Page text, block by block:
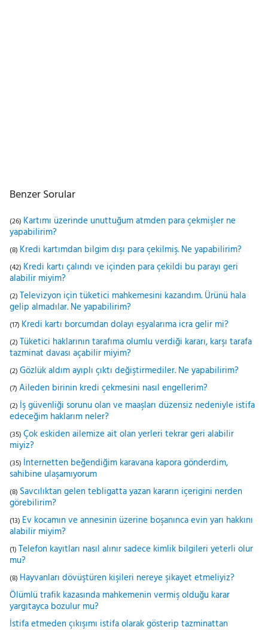
Benzer Sorular
(26) Kartımı üzerinde unuttuğum atmden para çekmişler ne
yapabilirim?
(8) Kredi kartımdan bilgim dışı para çekilmiş. Ne yapabilirim?
(42) Kredi kartı çalındı ve içinden para çekildi bu parayı geri
alabilir miyim?
(2) Televizyon için tüketici mahkemesini kazandım. Ürünü hala
gelip almadılar. Ne yapabilirim?
(17) Kredi kartı borcumdan dolayı eşyalarıma icra gelir mi?
(2) Tüketici haklarının tarafıma olumlu verdiği kararı, karşı tarafa
tazminat davası açabilir miyim?
(2) Gözlük aldım ayıplı çıktı değiştirmediler. Ne yapabilirim?
(7) Aileden birinin kredi çekmesini nasıl engellerim?
(2) İş güvenliği sorunu olan ve maaşları düzensiz nedeniyle istifa
edeceğim haklarım neler?
(35) Çok eskiden ailemize ait olan yerleri tekrar geri alabilir
miyiz?
(35) İnternetten beğendiğim karavana kapora gönderdim,
sahibine ulaşamıyorum
(8) Savcılıktan gelen tebligatta yazan kararın içerigini nerden
görebilirim?
(13) Ev kocamın ve annesinin üzerine boşanınca evin yarı hakkını
alabilir miyim?
(1) Telefon kayıtları nasıl alınır sadece kimlik bilgileri yeterli olur
mu?
(8) Hayvanları dövüştüren kişileri nereye şikayet etmeliyiz?
Ölümlü trafik kazasında mahkemenin vermiş olduğu karar
yargıtayca bozulur mu?
İstifa etmeden çıkışımı istifa olarak gösterip tazminattan